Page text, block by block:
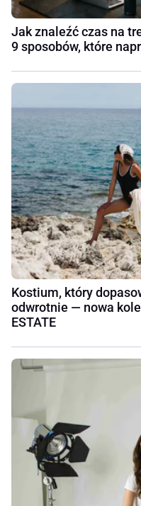
Jak znaleźć czas na
9 sposobów, które
Kostium, który
odwrotnie — nowa
ESTATE